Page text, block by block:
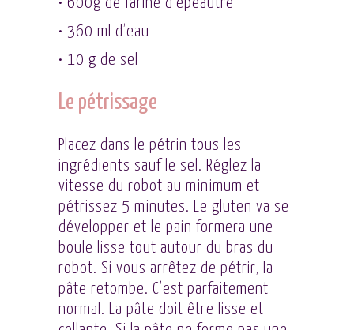
• 600g de farine d’épeautre
• 360 ml d’eau
• 10 g de sel
Le pétrissage
Placez dans le pétrin tous les
ingrédients sauf le sel. Réglez la
vitesse du robot au minimum et
pétrissez 5 minutes. Le gluten va se
développer et le pain formera une
boule lisse tout autour du bras du
robot. Si vous arrêtez de pétrir, la
pâte retombe. C’est parfaitement
normal. La pâte doit être lisse et